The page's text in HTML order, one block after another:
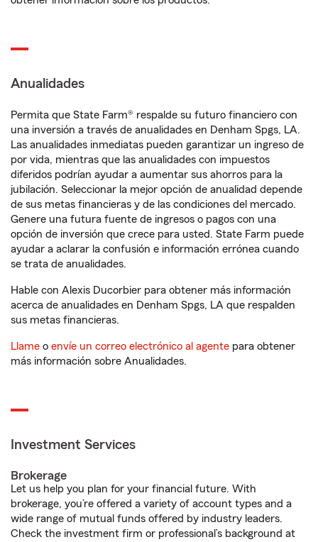
Anualidades
Permita que State Farm® respalde su futuro financiero con
una inversión a través de anualidades en Denham Spgs, LA.
Las anualidades inmediatas pueden garantizar un ingreso de
por vida, mientras que las anualidades con impuestos
diferidos podrían ayudar a aumentar sus ahorros para la
jubilación. Seleccionar la mejor opción de anualidad depende
de sus metas financieras y de las condiciones del mercado.
Genere una futura fuente de ingresos o pagos con una
opción de inversión que crece para usted. State Farm puede
ayudar a aclarar la confusión e información errónea cuando
se trata de anualidades.
Hable con Alexis Ducorbier para obtener más información
acerca de anualidades en Denham Spgs, LA que respalden
sus metas financieras.
Llame o envíe un correo electrónico al agente para obtener
más información sobre Anualidades.
Investment Services
Brokerage
Let us help you plan for your financial future. With
brokerage, you’re offered a variety of account types and a
wide range of mutual funds offered by industry leaders.
Check the investment firm or professional’s background at